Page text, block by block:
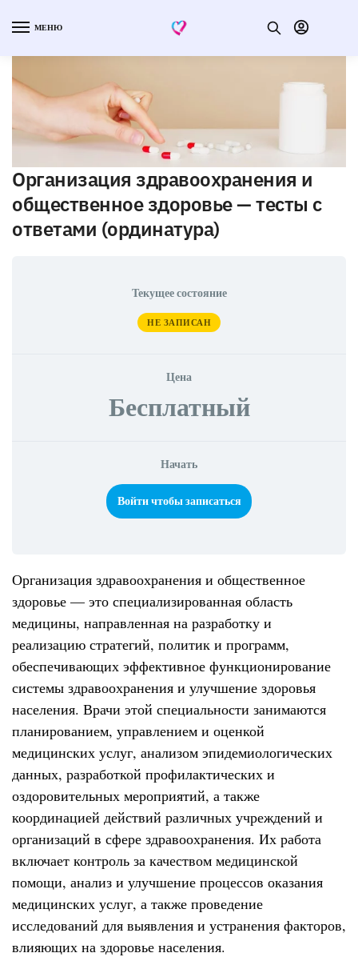
МЕНЮ
Организация здравоохранения и
общественное здоровье — тесты с
ответами (ординатура)
Текущее состояние
НЕ ЗАПИСАН
Цена
Бесплатный
Начать
Войти чтобы записаться
Организация здравоохранения и общественное
здоровье — это специализированная область
медицины, направленная на разработку и
реализацию стратегий, политик и программ,
обеспечивающих эффективное функционирование
системы здравоохранения и улучшение здоровья
населения. Врачи этой специальности занимаются
планированием, управлением и оценкой
медицинских услуг, анализом эпидемиологических
данных, разработкой профилактических и
оздоровительных мероприятий, а также
координацией действий различных учреждений и
организаций в сфере здравоохранения. Их работа
включает контроль за качеством медицинской
помощи, анализ и улучшение процессов оказания
медицинских услуг, а также проведение
исследований для выявления и устранения факторов,
влияющих на здоровье населения.